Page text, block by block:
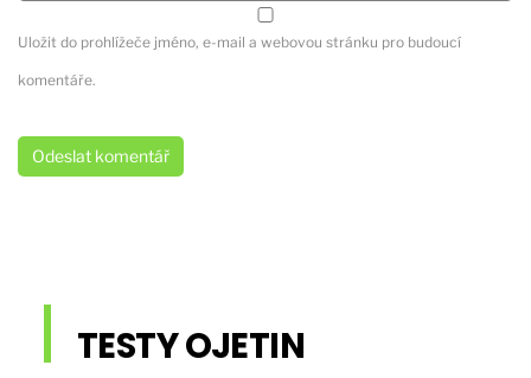
Uložit do prohlížeče jméno, e-mail a webovou stránku pro budoucí
komentáře.
TESTY OJETIN